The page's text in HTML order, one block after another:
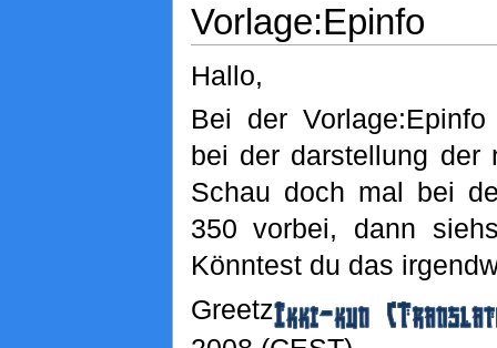
Vorlage:Epinfo
Hallo,
Bei der
bei der darstellung der
Schau doch mal bei
350 vorbei, dann
Könntest du das
Greetz